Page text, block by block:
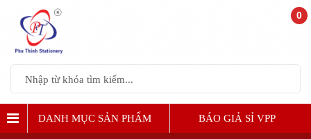
DANH MỤC SẢN PHẨM BÁO GIẢ SỈ VPP
0